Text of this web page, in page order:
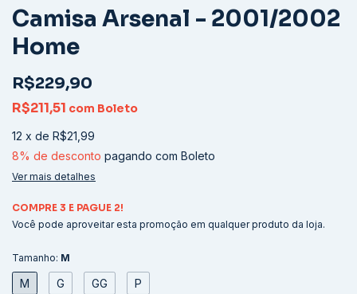
Camisa Arsenal - 2001/2002
Home
R$229,90
R$211,51 com Boleto
12 x de R$21,99
8% de desconto pagando com Boleto
Ver mais detalhes
COMPRE 3 E PAGUE 2!
Você pode aproveitar esta promoção em qualquer produto da loja.
Tamanho: M
M G GG P